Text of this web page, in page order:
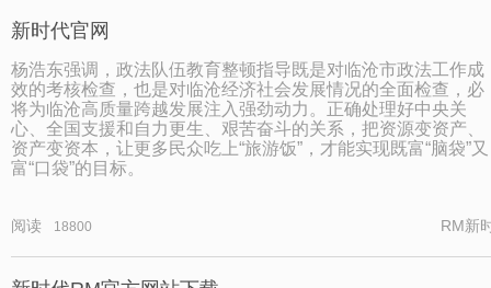
新时代官网
杨浩东强调，政法队伍教育整顿指导既是对临沧市政法工作成
效的考核检查，也是对临沧经济社会发展情况的全面检查，必
将为临沧高质量跨越发展注入强劲动力。正确处理好中央关
心、全国支援和自力更生、艰苦奋斗的关系，把资源变资产、
资产变资本，让更多民众吃上“旅游饭”，才能实现既富“脑袋”又
富“口袋”的目标。
阅读 18800 RM新